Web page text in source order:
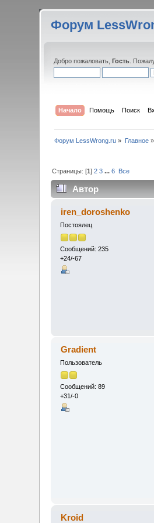
Форум
Добро пожаловать,Гость .
Начало Помощь Поиск
Форум LessWrong.ru » Главное»
Страницы: [1]2 3 ...6 Все
Автор
iren_doroshenko
Постоялец
Сообщений: 235
+24/-67
Gradient
Пользователь
Сообщений: 89
+31/-0
Kroid